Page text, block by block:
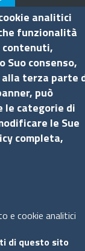
analitici
funzionalità
contenuti,
consenso,
terza parte
può
le categorie di
le Sue
completa,
e cookie analitici
di questo sito